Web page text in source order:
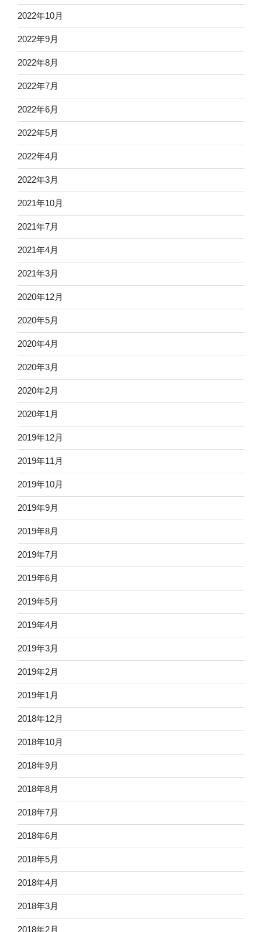
2022年10月
2022年9月
2022年8月
2022年7月
2022年6月
2022年5月
2022年4月
2022年3月
2021年10月
2021年7月
2021年4月
2021年3月
2020年12月
2020年5月
2020年4月
2020年3月
2020年2月
2020年1月
2019年12月
2019年11月
2019年10月
2019年9月
2019年8月
2019年7月
2019年6月
2019年5月
2019年4月
2019年3月
2019年2月
2019年1月
2018年12月
2018年10月
2018年9月
2018年8月
2018年7月
2018年6月
2018年5月
2018年4月
2018年3月
2018年2月